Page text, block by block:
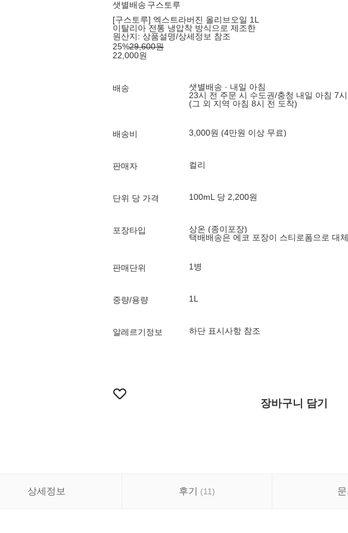
샛별배송 구스토루
[구스토루] 엑스트라버진 올리브오일 1L
이탈리아 전통 냉압착 방식으로 제조한
원산지: 상품설명/상세정보 참조
25%29,600원
22,000원
배송
샛별배송 · 내일 아침
23시 전 주문 시 수도권/충청 내일 아침 7
(그 외 지역 아침 8시 전 도착)
배송비 3,000원 (4만원 이상 무료)
판매자 컬리
단위 당 가격 100mL 당 2,200원
포장타입
상온 (종이포장)
택배배송은 에코 포장이 스티로폼으로 대
판매단위 1병
중량/용량 1L
알레르기정보 하단 표시사항 참조
장바구니 담기
상세정보 후기 (11) 문